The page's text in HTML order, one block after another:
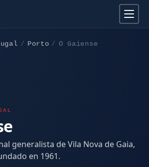
Porto O Gaiense
generalista de Vila Nova de Gaia,
en 1961.